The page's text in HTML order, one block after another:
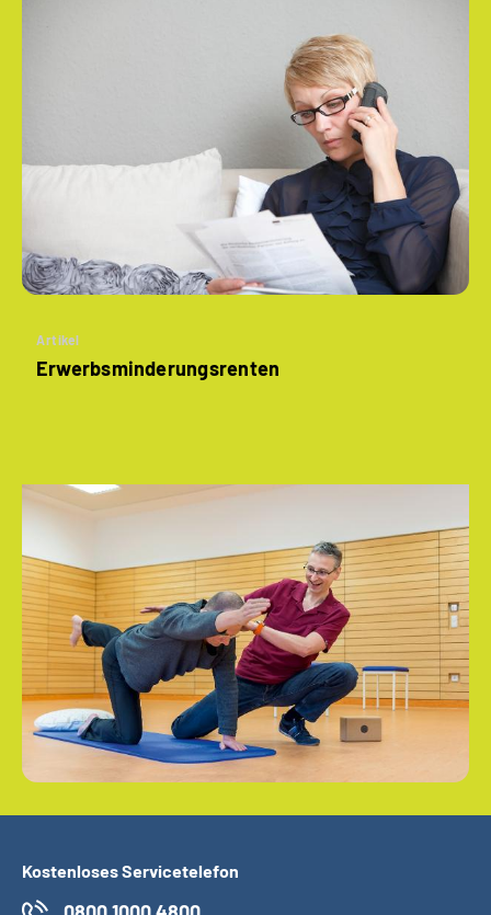
Artikel
­Erwerbsminderungs­renten
Kostenloses Servicetelefon